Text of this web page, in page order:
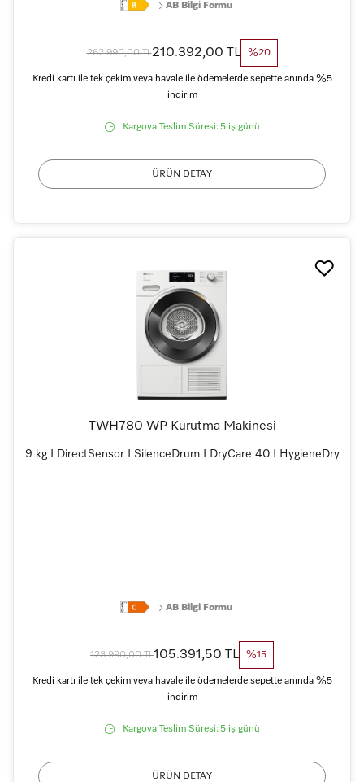
AB Bilgi Formu
262.990,00 TL210.392,00 TL %20
Kredi kartı ile tek çekim veya havale ile ödemelerde sepette anında %5
indirim
Kargoya Teslim Süresi: 5 iş günü
ÜRÜN DETAY
TWH780 WP Kurutma Makinesi
9 kg I DirectSensor I SilenceDrum I DryCare 40 I HygieneDry
AB Bilgi Formu
123.990,00 TL105.391,50 TL %15
Kredi kartı ile tek çekim veya havale ile ödemelerde sepette anında %5
indirim
Kargoya Teslim Süresi: 5 iş günü
ÜRÜN DETAY